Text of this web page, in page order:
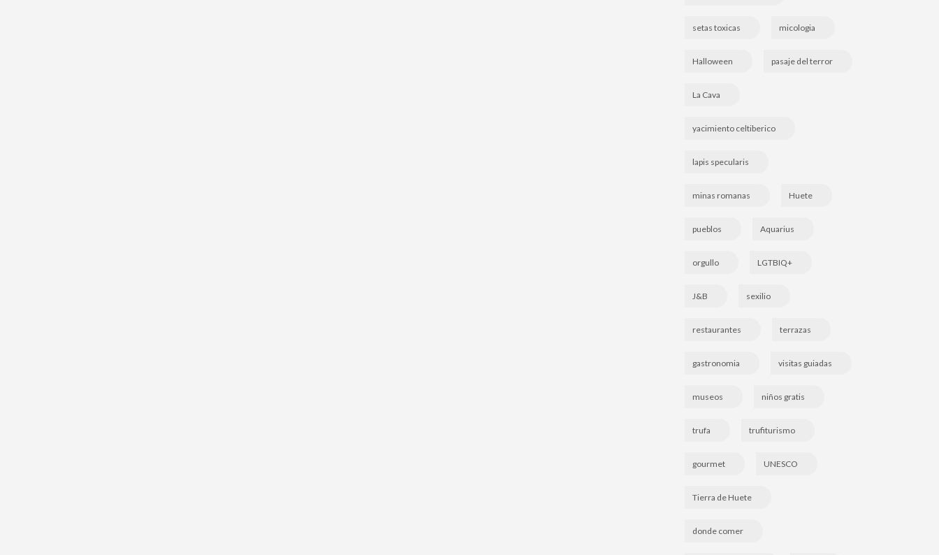
setas toxicas micologia
Halloween pasaje del terror
La Cava
yacimiento celtiberico
lapis specularis
minas romanas Huete
pueblos Aquarius
orgullo LGTBIQ+
J&B sexilio
restaurantes terrazas
gastronomia visitas guiadas
museos niños gratis
trufa trufiturismo
gourmet UNESCO
Tierra de Huete
donde comer